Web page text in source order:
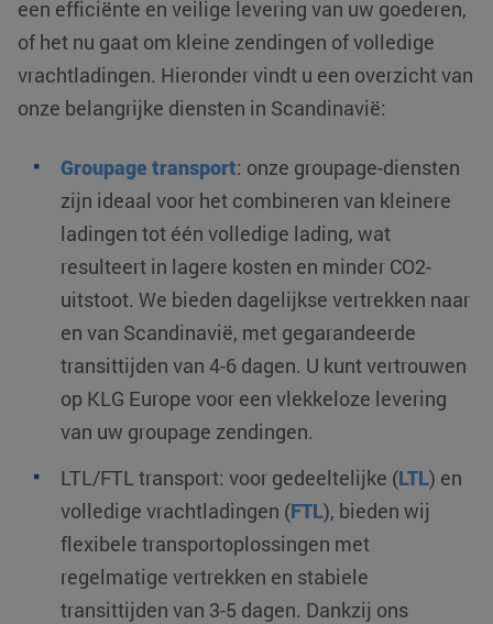
een efficiënte en veilige levering van uw goederen,
of het nu gaat om kleine zendingen of volledige
vrachtladingen. Hieronder vindt u een overzicht van
onze belangrijke diensten in Scandinavië:
Groupage transport: onze groupage-diensten
zijn ideaal voor het combineren van kleinere
ladingen tot één volledige lading, wat
resulteert in lagere kosten en minder CO2-
uitstoot. We bieden dagelijkse vertrekken naar
en van Scandinavië, met gegarandeerde
transittijden van 4-6 dagen. U kunt vertrouwen
op KLG Europe voor een vlekkeloze levering
van uw groupage zendingen.
LTL/FTL transport: voor gedeeltelijke (LTL) en
volledige vrachtladingen (FTL), bieden wij
flexibele transportoplossingen met
regelmatige vertrekken en stabiele
transittijden van 3-5 dagen. Dankzij ons